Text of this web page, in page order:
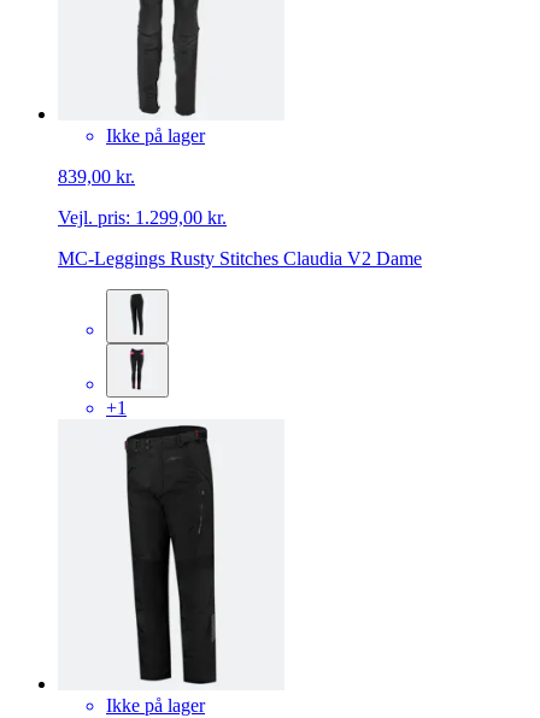
Ikke på lager
839,00 kr.
Vejl. pris: 1.299,00 kr.
MC-Leggings Rusty Stitches Claudia V2 Dame
+1
Ikke på lager